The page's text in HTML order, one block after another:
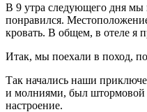
В 9 утра следующего дня мы
понравился.
кровать. В общем, в отеле я
Итак, мы поехали в поход,
Так начались наши
и молниями, был штормовой
настроение.